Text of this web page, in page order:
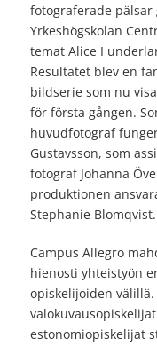
fotograferade pälsar
Yrkeshögskolan
temat Alice I
Resultatet blev en
bildserie som nu
för första gången.
huvudfotograf
Gustavsson, som
fotograf Johanna
produktionen
Stephanie Blomqvist.
Campus Allegro
hienosti yhteistyön
opiskelijoiden välillä.
estonomiopiskelijat